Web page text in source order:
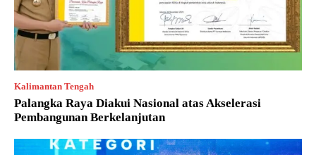
Kalimantan Tengah
Palangka Raya Diakui Nasional atas Akselerasi
Pembangunan Berkelanjutan